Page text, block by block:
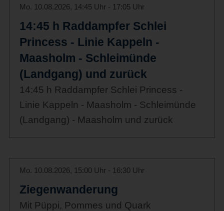
Mo. 10.08.2026, 14:45 Uhr - 17:05 Uhr
14:45 h Raddampfer Schlei
Princess - Linie Kappeln -
Maasholm - Schleimünde
(Landgang) und zurück
14:45 h Raddampfer Schlei Princess -
Linie Kappeln - Maasholm - Schleimünde
(Landgang) - Maasholm und zurück
Mo. 10.08.2026, 15:00 Uhr - 16:30 Uhr
Ziegenwanderung
Mit Püppi, Pommes und Quark